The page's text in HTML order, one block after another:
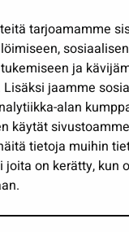
tarjoamamme
ja
jaamme
alan
käytät
tietoja muihin
on kerätty, kun